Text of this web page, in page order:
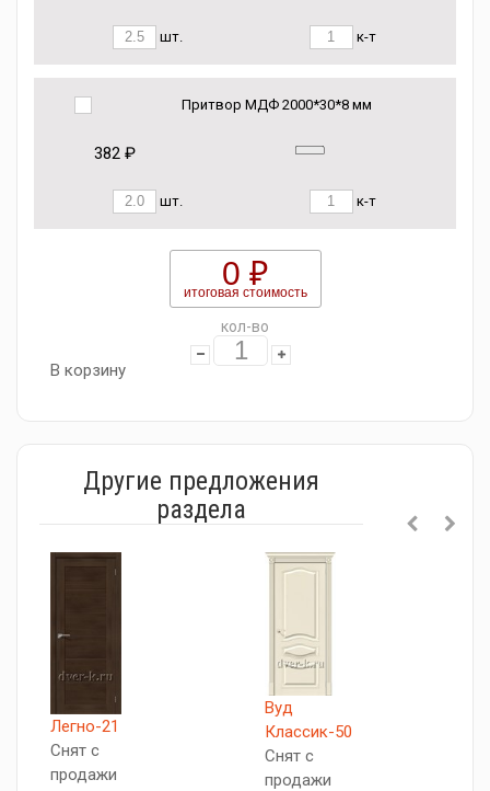
шт. к-т
Притвор МДФ 2000*30*8 мм
382 ₽
шт. к-т
0 ₽
итоговая стоимость
кол-во
В корзину
Другие предложения
раздела
Легно-21
Снят с
продажи
Вуд
Классик-50
Снят с
продажи